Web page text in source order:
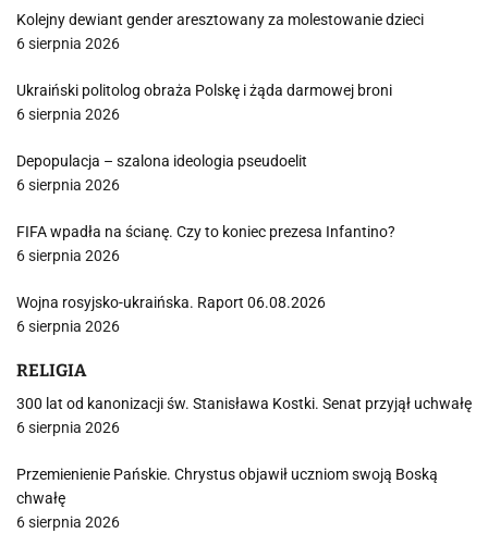
Kolejny dewiant gender aresztowany za molestowanie dzieci
6 sierpnia 2026
Ukraiński politolog obraża Polskę i żąda darmowej broni
6 sierpnia 2026
Depopulacja – szalona ideologia pseudoelit
6 sierpnia 2026
FIFA wpadła na ścianę. Czy to koniec prezesa Infantino?
6 sierpnia 2026
Wojna rosyjsko-ukraińska. Raport 06.08.2026
6 sierpnia 2026
RELIGIA
300 lat od kanonizacji św. Stanisława Kostki. Senat przyjął uchwałę
6 sierpnia 2026
Przemienienie Pańskie. Chrystus objawił uczniom swoją Boską
chwałę
6 sierpnia 2026